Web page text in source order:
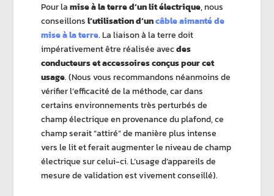
Pour lamise à la terre d’un lit électrique, nous
conseillonsl’utilisation d’uncâble aimanté de
mise à la terre. La liaison à la terre doit
impérativement être réalisée avecdes
conducteurs et accessoires conçus pour cet
usage. (Nous vous recommandons néanmoins de
vérifier l’efficacité de la méthode, car dans
certains environnements très perturbés de
champ électrique en provenance du plafond, ce
champ serait “attiré” de manière plus intense
vers le lit et ferait augmenter le niveau de champ
électrique sur celui-ci. L’usage d’appareils de
mesure de validation est vivement conseillé).